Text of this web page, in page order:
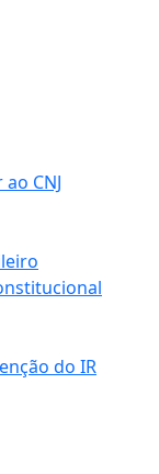
CNJ
do IR